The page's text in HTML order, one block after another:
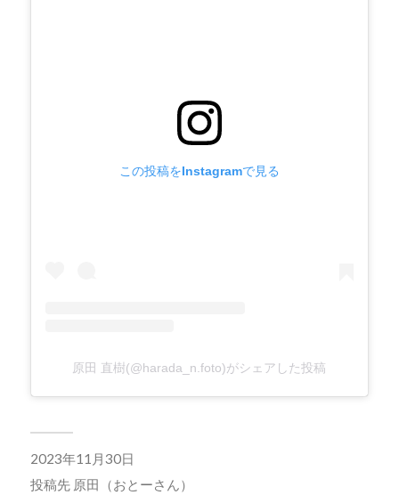
この投稿をInstagramで見る
原田 直樹(@harada_n.foto)がシェアした投稿
2023年11月30日
投稿先 原田（おとーさん）